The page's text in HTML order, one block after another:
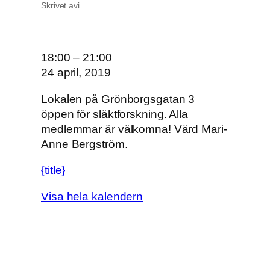
Skrivet avi
O
n
d
a
g
s
p
p
18:00 – 21:00
24 april, 2019
Lokalen på Grönborgsgatan 3
öppen för släktforskning. Alla
medlemmar är välkomna! Värd Mari-
Anne Bergström.
{title}
Visa hela kalendern